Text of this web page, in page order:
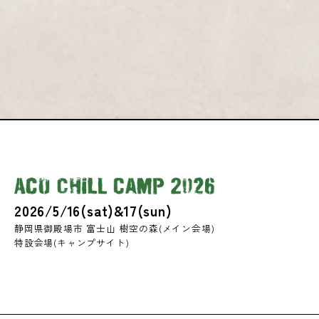
2026/5/16(sat)&17(sun)
静岡県御殿場市 富士山 樹空の森(メイン会場)
特設会場(キャンプサイト)